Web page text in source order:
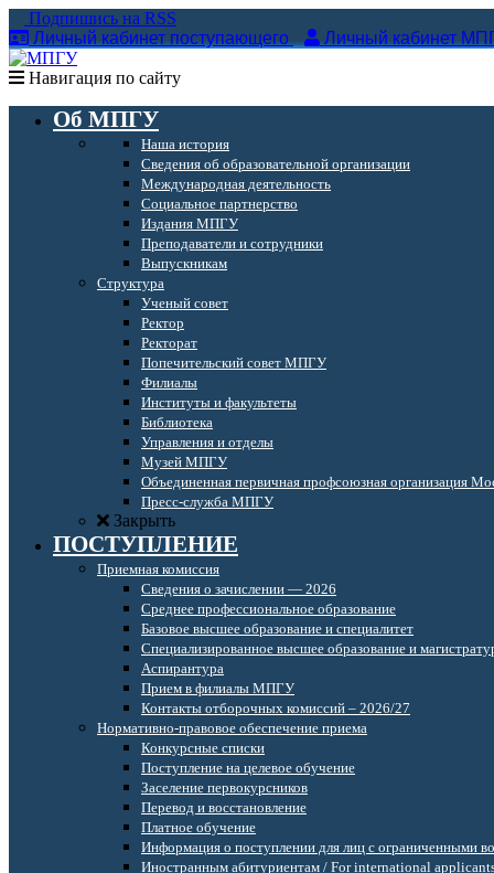
Подпишись на RSS
Личный кабинет поступающего
Личный кабинет
Навигация по сайту
Об МПГУ
Наша история
Сведения об образовательной организации
Международная деятельность
Социальное партнерство
Издания МПГУ
Преподаватели и сотрудники
Выпускникам
Структура
Ученый совет
Ректор
Ректорат
Попечительский совет МПГУ
Филиалы
Институты и факультеты
Библиотека
Управления и отделы
Музей МПГУ
Объединенная первичная профсоюзная организация
Пресс-служба МПГУ
Закрыть
ПОСТУПЛЕНИЕ
Приемная комиссия
Сведения о зачислении — 2026
Среднее профессиональное образование
Базовое высшее образование и специалитет
Специализированное высшее образование и
Аспирантура
Прием в филиалы МПГУ
Контакты отборочных комиссий – 2026/27
Нормативно-правовое обеспечение приема
Конкурсные списки
Поступление на целевое обучение
Заселение первокурсников
Перевод и восстановление
Платное обучение
Информация о поступлении для лиц с ограниченными
Иностранным абитуриентам / For international